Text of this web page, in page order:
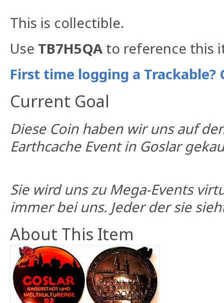
This is collectible.
Use TB7H5QA to reference this
First time logging a Trackable?
Current Goal
Diese Coin haben wir uns auf
Earthcache Event in Goslar
Sie wird uns zu Mega-Events
immer bei uns. Jeder der sie
About This Item